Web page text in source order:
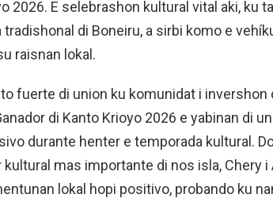
2026. E selebrashon kultural vital aki, ku
tradishonal di Boneiru, a sirbi komo e
raisnan lokal.
fuerte di union ku komunidat i invershon
di Kanto Krioyo 2026 e yabinan di
durante henter e temporada kultural.
kultural mas importante di nos isla, Chery
lokal hopi positivo, probando ku